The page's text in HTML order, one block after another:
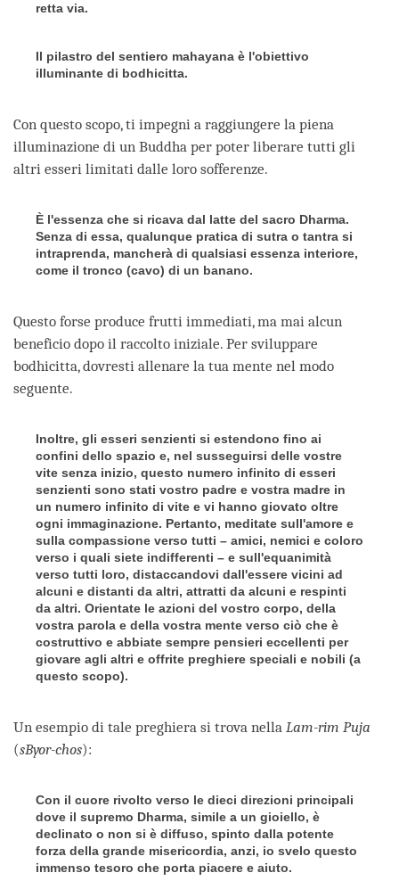
retta via.
Il pilastro del sentiero mahayana è l'obiettivo
illuminante di bodhicitta.
Con questo scopo, ti impegni a raggiungere la piena
illuminazione di un Buddha per poter liberare tutti gli
altri esseri limitati dalle loro sofferenze.
È l'essenza che si ricava dal latte del sacro Dharma.
Senza di essa, qualunque pratica di sutra o tantra si
intraprenda, mancherà di qualsiasi essenza interiore,
come il tronco (cavo) di un banano.
Questo forse produce frutti immediati, ma mai alcun
beneficio dopo il raccolto iniziale. Per sviluppare
bodhicitta, dovresti allenare la tua mente nel modo
seguente.
Inoltre, gli esseri senzienti si estendono fino ai
confini dello spazio e, nel susseguirsi delle vostre
vite senza inizio, questo numero infinito di esseri
senzienti sono stati vostro padre e vostra madre in
un numero infinito di vite e vi hanno giovato oltre
ogni immaginazione. Pertanto, meditate sull'amore e
sulla compassione verso tutti – amici, nemici e coloro
verso i quali siete indifferenti – e sull'equanimità
verso tutti loro, distaccandovi dall'essere vicini ad
alcuni e distanti da altri, attratti da alcuni e respinti
da altri. Orientate le azioni del vostro corpo, della
vostra parola e della vostra mente verso ciò che è
costruttivo e abbiate sempre pensieri eccellenti per
giovare agli altri e offrite preghiere speciali e nobili (a
questo scopo).
Un esempio di tale preghiera si trova nella Lam-rim Puja
(sByor-chos):
Con il cuore rivolto verso le dieci direzioni principali
dove il supremo Dharma, simile a un gioiello, è
declinato o non si è diffuso, spinto dalla potente
forza della grande misericordia, anzi, io svelo questo
immenso tesoro che porta piacere e aiuto.